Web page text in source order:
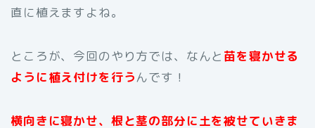
直に植えますよね。
ところが、今回のやり方では、なんと 苗を寝かせる
ように植え付けを行うんです！
横向きに寝かせ、根と茎の部分に土を被せていきま